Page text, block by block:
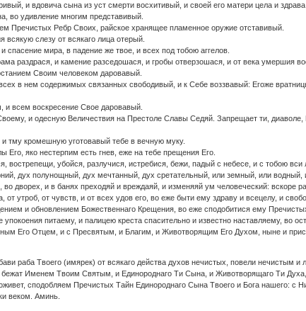
и вдовича сына из уст смерти восхитивый, и своей его матери цела и
во удивление многим представивый.
Пречистых Ребр Своих, райское хранящее пламенное оружие отставивый.
всякую слезу от всякаго лица отерый.
мира, в падение же твое, и всех под тобою аггелов.
раздрася, и камение разседошася, и гробы отверзошася, и от века умершия
Своим человеком даровавый.
в нем содержимых связанных свободивый, и к Себе воззвавый: Егоже
и всем воскресение Свое даровавый.
и одесную Величествия на Престоле Славы Седяй. Запрещает ти, диаволе,
тму кромешную уготовавый тебе в вечную муку.
Его, яко нестерпим есть гнев, еже на тебе прещения Его.
убойся, разлучися, истребися, бежи, падый с небесе, и с тобою вси
дух полунощный, дух мечтанный, дух сретательный, или земный, или водный,
дворех, и в банях преходяй и вреждаяй, и изменяяй ум человеческий: вскоре
утроб, от чувств, и от всех удов его, во еже быти ему здраву и всецелу, и
и обновлением Божественнаго Крещения, во еже сподобитися ему
питаему, и палицею креста спасительно и известно наставляему, во
Его Отцем, и с Пресвятым, и Благим, и Животворящим Его Духом, ныне и
раба Твоего (имярек) от всякаго действа духов нечистых, повели нечистым
Именем Твоим Святым, и Единороднаго Ти Сына, и Животворящаго Ти
сподобляем Пречистых Тайн Единороднаго Сына Твоего и Бога нашего: с
веком. Аминь.